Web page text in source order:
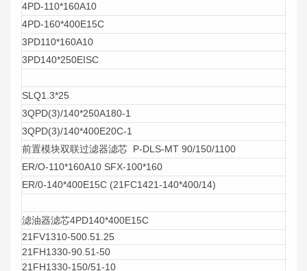
4PD-110*160A10
4PD-160*400E15C
3PD110*160A10
3PD140*250EISC
SLQ1.3*25
3QPD(3)/140*250A180-1
3QPD(3)/140*400E20C-1
前置模块双联过滤器滤芯 P-DLS-MT 90/150/1100
ER/O-110*160A10 SFX-100*160
ER/0-140*400E15C (21FC1421-140*400/14)
滤油器滤芯4PD140*400E15C
21FV1310-500.51.25
21FH1330-90.51-50
21FH1330-150/51-10